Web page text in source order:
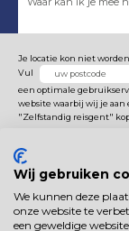
Onzeprivacyverklaring
Je locatie kon niet worden
Vul
een optimale
website waarbij wij je aan
"Zelfstandig reisgent"
Wij gebruiken
We kunnen deze
onze website te
een geweldige